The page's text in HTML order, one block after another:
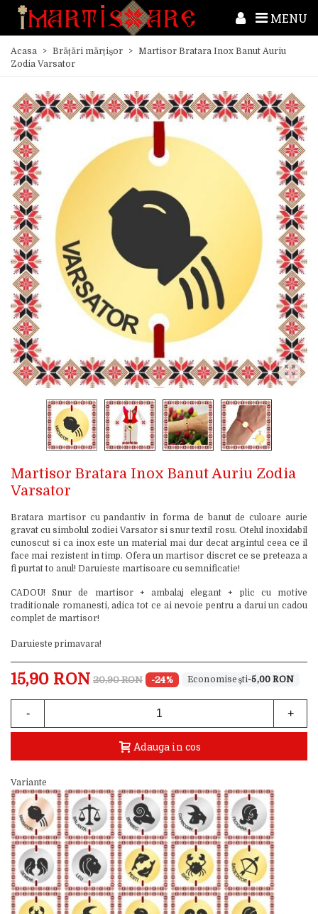
MENU
Acasa > Brățări mărțișor > Martisor Bratara Inox Banut Auriu
Zodia Varsator
Martisor Bratara Inox Banut Auriu Zodia
Varsator
Bratara martisor cu pandantiv in forma de banut de culoare aurie
gravat cu simbolul zodiei Varsator si snur textil rosu. Otelul inoxidabil
cunoscut si ca inox este un material mai dur decat argintul ceea ce il
face mai rezistent in timp. Ofera un martisor discret ce se preteaza a
fi purtat to anul! Daruieste martisoare cu semnificatie!
CADOU! Snur de martisor + ambalaj elegant + plic cu motive
traditionale romanesti, adica tot ce ai nevoie pentru a darui un cadou
complet de martisor!
Daruieste primavara!
15,90 RON 20,90 RON -24% -5,00 RON
- +
Adauga in cos
Variante